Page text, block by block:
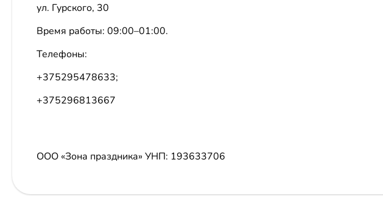
ул. Гурского, 30
Время работы: 09:00–01:00.
Телефоны:
+375295478633;
+375296813667
ООО «Зона праздника» УНП: 193633706